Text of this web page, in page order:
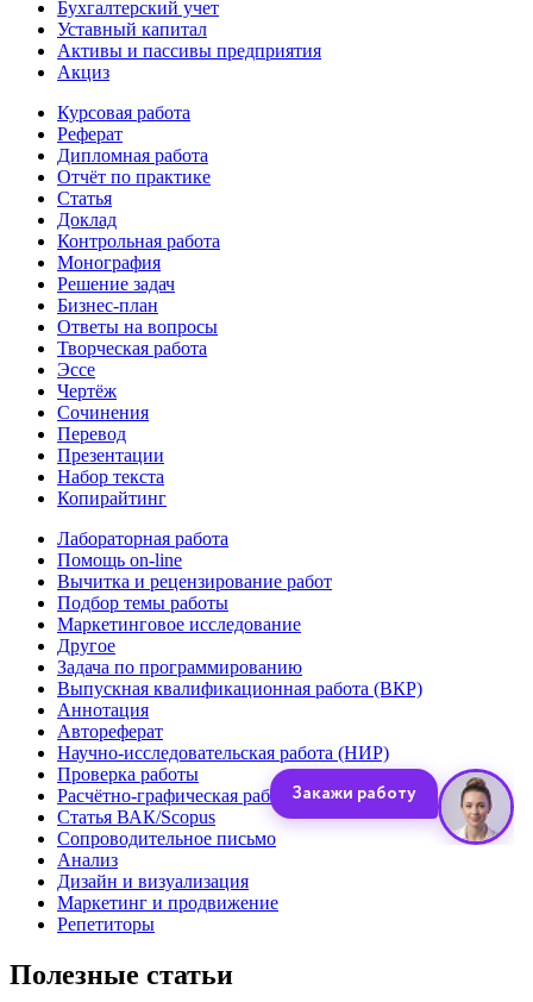
Бухгалтерский учет
Уставный капитал
Активы и пассивы предприятия
Акциз
Курсовая работа
Реферат
Дипломная работа
Отчёт по практике
Статья
Доклад
Контрольная работа
Монография
Решение задач
Бизнес-план
Ответы на вопросы
Творческая работа
Эссе
Чертёж
Сочинения
Перевод
Презентации
Набор текста
Копирайтинг
Лабораторная работа
Помощь on-line
Вычитка и рецензирование работ
Подбор темы работы
Маркетинговое исследование
Другое
Задача по программированию
Выпускная квалификационная работа (ВКР)
Аннотация
Автореферат
Научно-исследовательская работа (НИР)
Проверка работы
Расчётно-графическая работа (РГР)
Статья ВАК/Scopus
Сопроводительное письмо
Анализ
Дизайн и визуализация
Маркетинг и продвижение
Репетиторы
Полезные статьи